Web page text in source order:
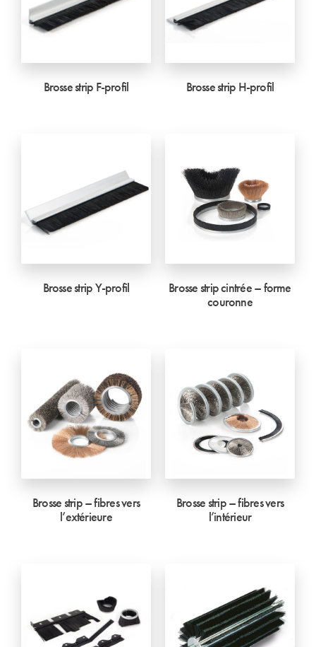
Brosse strip F-profil Brosse strip H-profil
Brosse strip Y-profil
Brosse strip cintrée – forme
couronne
Brosse strip – fibres vers
l’extérieure
Brosse strip – fibres vers
l’intérieur